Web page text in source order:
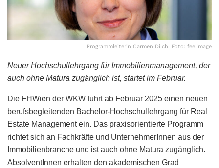
Programmleiterin Carmen Dilch. Foto: feelimage
Neuer Hochschullehrgang für Immobilienmanagement, der
auch ohne Matura zugänglich ist, startet im Februar.
Die FHWien der WKW führt ab Februar 2025 einen neuen
berufsbegleitenden Bachelor-Hochschullehrgang für Real
Estate Management ein. Das praxisorientierte Programm
richtet sich an Fachkräfte und UnternehmerInnen aus der
Immobilienbranche und ist auch ohne Matura zugänglich.
AbsolventInnen erhalten den akademischen Grad